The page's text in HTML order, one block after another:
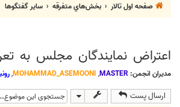
صفحه اول تالار
بخش‌‌هاي متفرقه ساير گفتگوها
اعتراض نمايندگان مجلس به
مدیران انجمن: MASTER
,
MOHAMMAD_ASEMOONI
,
ارسال پست